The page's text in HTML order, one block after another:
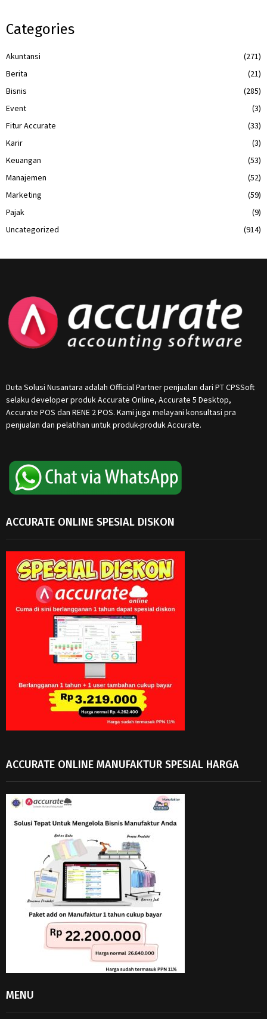
Categories
Akuntansi
(271)
Berita
(21)
Bisnis
(285)
Event
(3)
Fitur Accurate
(33)
Karir
(3)
Keuangan
(53)
Manajemen
(52)
Marketing
(59)
Pajak
(9)
Uncategorized
(914)
Duta Solusi Nusantara adalah Official Partner penjualan dari PT CPSSoft
selaku developer produk Accurate Online, Accurate 5 Desktop,
Accurate POS dan RENE 2 POS. Kami juga melayani konsultasi pra
penjualan dan pelatihan untuk produk-produk Accurate.
ACCURATE ONLINE SPESIAL DISKON
ACCURATE ONLINE MANUFAKTUR SPESIAL HARGA
MENU